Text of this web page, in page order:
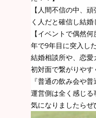
【人間不信の中、
く人だと確信し結婚
【イベントで偶然
年で9年目に突入し
結婚相談所や、恋
初対面で繋がりやす
『普通の飲み会や
運営側は全く感じ
気になりましたら